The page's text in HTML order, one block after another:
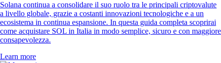
Solana continua a consolidare il suo ruolo tra le principali criptovalute
a livello globale, grazie a costanti innovazioni tecnologiche e a un
ecosistema in continua espansione. In questa guida completa scoprirai
come acquistare SOL in Italia in modo semplice, sicuro e con maggiore
consapevolezza.
Learn more